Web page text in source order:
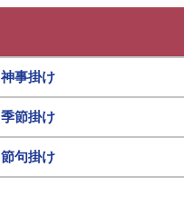
神事掛け
季節掛け
節句掛け